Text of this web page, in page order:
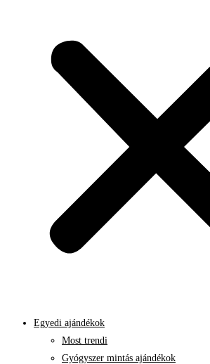
Egyedi ajándékok
Most trendi
Gyógyszer mintás ajándékok